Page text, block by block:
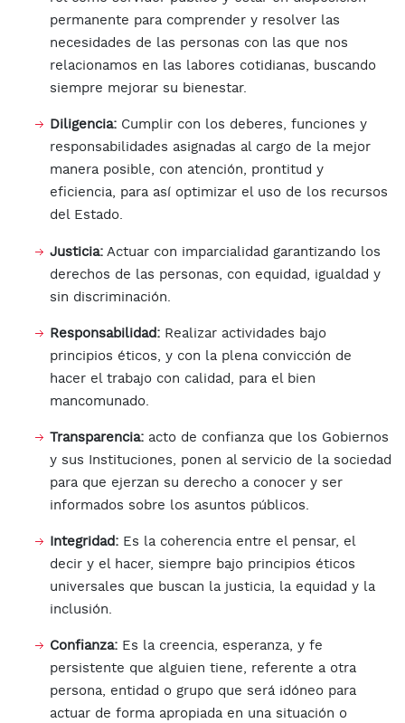
permanente para comprender y resolver las
necesidades de las personas con las que nos
relacionamos en las labores cotidianas, buscando
siempre mejorar su bienestar.
Diligencia: Cumplir con los deberes, funciones y
responsabilidades asignadas al cargo de la mejor
manera posible, con atención, prontitud y
eficiencia, para así optimizar el uso de los recursos
del Estado.
Justicia: Actuar con imparcialidad garantizando los
derechos de las personas, con equidad, igualdad y
sin discriminación.
Responsabilidad: Realizar actividades bajo
principios éticos, y con la plena convicción de
hacer el trabajo con calidad, para el bien
mancomunado.
Transparencia: acto de confianza que los Gobiernos
y sus Instituciones, ponen al servicio de la sociedad
para que ejerzan su derecho a conocer y ser
informados sobre los asuntos públicos.
Integridad: Es la coherencia entre el pensar, el
decir y el hacer, siempre bajo principios éticos
universales que buscan la justicia, la equidad y la
inclusión.
Confianza: Es la creencia, esperanza, y fe
persistente que alguien tiene, referente a otra
persona, entidad o grupo que será idóneo para
actuar de forma apropiada en una situación o